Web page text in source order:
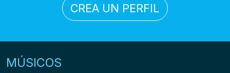
CREA UN PERFIL
MÚSICOS